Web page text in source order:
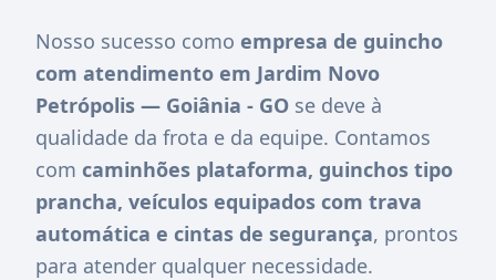
Nosso sucesso como empresa de guincho
com atendimento em Jardim Novo
Petrópolis — Goiânia - GO se deve à
qualidade da frota e da equipe. Contamos
com caminhões plataforma, guinchos tipo
prancha, veículos equipados com trava
automática e cintas de segurança, prontos
para atender qualquer necessidade.